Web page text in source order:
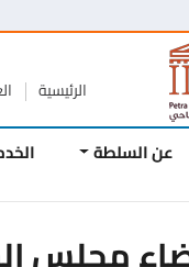
الرئيسية
عن السلطة الخدمات